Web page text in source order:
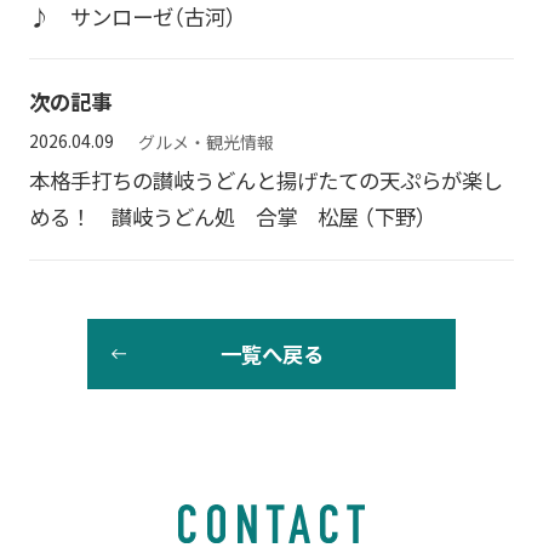
♪ サンローゼ（古河）
次の記事
2026.04.09 グルメ・観光情報
本格手打ちの讃岐うどんと揚げたての天ぷらが楽し
める！ 讃岐うどん処 合掌 松屋 （下野）
一覧へ戻る